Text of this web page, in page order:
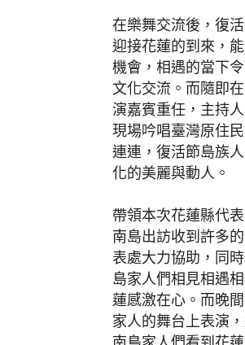
在樂舞交流後，復
迎接花蓮的到來，
機會，相遇的當下
文化交流。而隨即
演嘉賓重任，主持
現場吟唱臺灣原住
連連，復活節島族
化的美麗與動人。
帶領本次花蓮縣代
南島出訪收到許多
表處大力協助，同
島家人們相見相遇
蓮感激在心。而晚
家人的舞台上表演